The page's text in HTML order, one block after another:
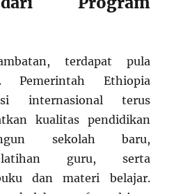
terdapat pula
Pemerintah Ethiopia
internasional terus
kualitas pendidikan
sekolah baru,
guru, serta
dan materi belajar.